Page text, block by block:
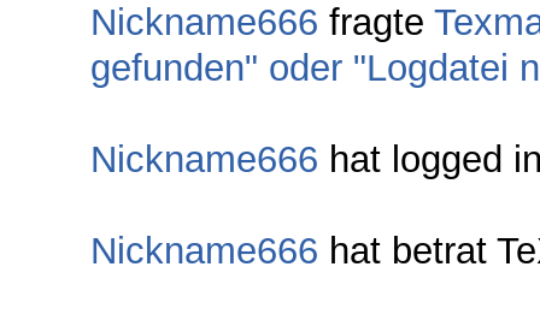
Nickname666 fragte
gefunden" oder "Logdatei
Nickname666 hat logged
Nickname666 hat betrat